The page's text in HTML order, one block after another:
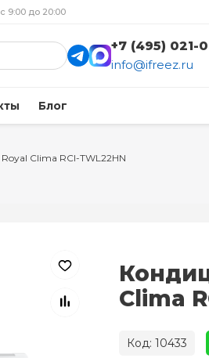
9:00 до 20:00
+7 (495) 021-
info@ifreez.ru
Блог
Royal Clima RCI-TWL22HN
Clima
Код: 10433